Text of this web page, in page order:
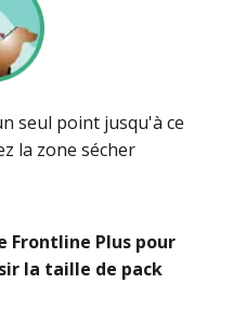
seul point jusqu'à ce
la zone sécher
Frontline Plus pour
la taille de pack